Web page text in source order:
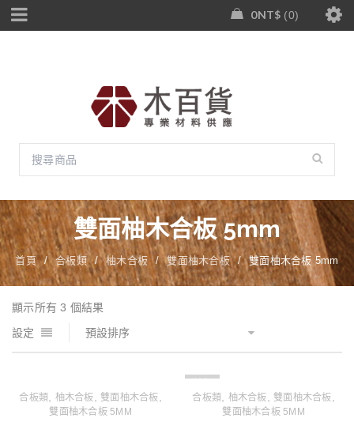
0NT$ 0
雙面柚木合板 5mm
首頁 / 合板類 / 柚木合板 / 雙面柚木合板 / 雙面柚木合板 5mm
顯示所有 3 個結果
設定
預設排序
合板類 柚木合板 雙面柚木合板
雙面柚木合板 5MM
合板類 柚木合板 雙面柚木合板
雙面柚木合板 5MM